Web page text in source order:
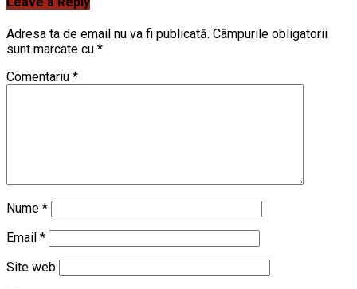
Adresa ta de email nu va fi publicată. Câmpurile obligatorii
sunt marcate cu *
Comentariu *
Nume *
Email *
Site web